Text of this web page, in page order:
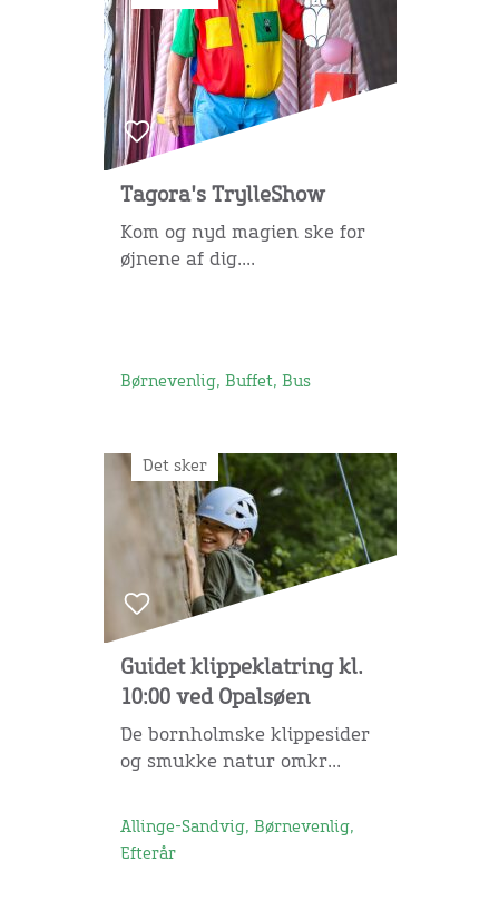
Tagora's TrylleShow
Kom og nyd magien ske for
øjnene af dig....
Børnevenlig, Buffet, Bus
Det sker
Guidet klippeklatring kl.
10:00 ved Opalsøen
De bornholmske klippesider
og smukke natur omkr...
Allinge-Sandvig, Børnevenlig,
Efterår